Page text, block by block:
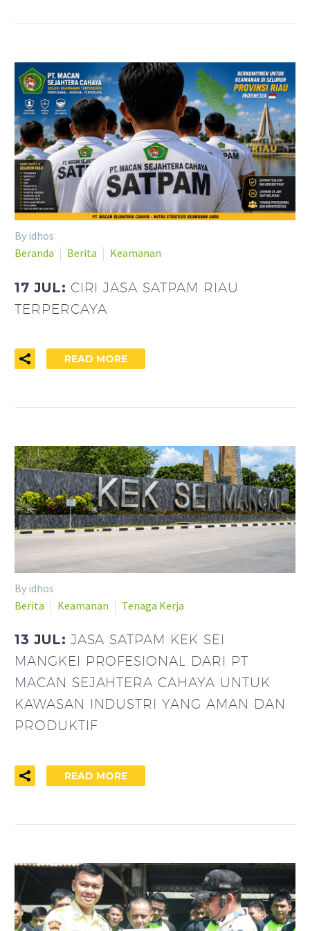
By idhos
Beranda
Berita Keamanan
17 JUL: CIRI JASA SATPAM RIAU
TERPERCAYA
READ MORE
By idhos
Berita
Keamanan Tenaga Kerja
13 JUL: JASA SATPAM KEK SEI
MANGKEI PROFESIONAL DARI PT
MACAN SEJAHTERA CAHAYA UNTUK
KAWASAN INDUSTRI YANG AMAN DAN
PRODUKTIF
READ MORE